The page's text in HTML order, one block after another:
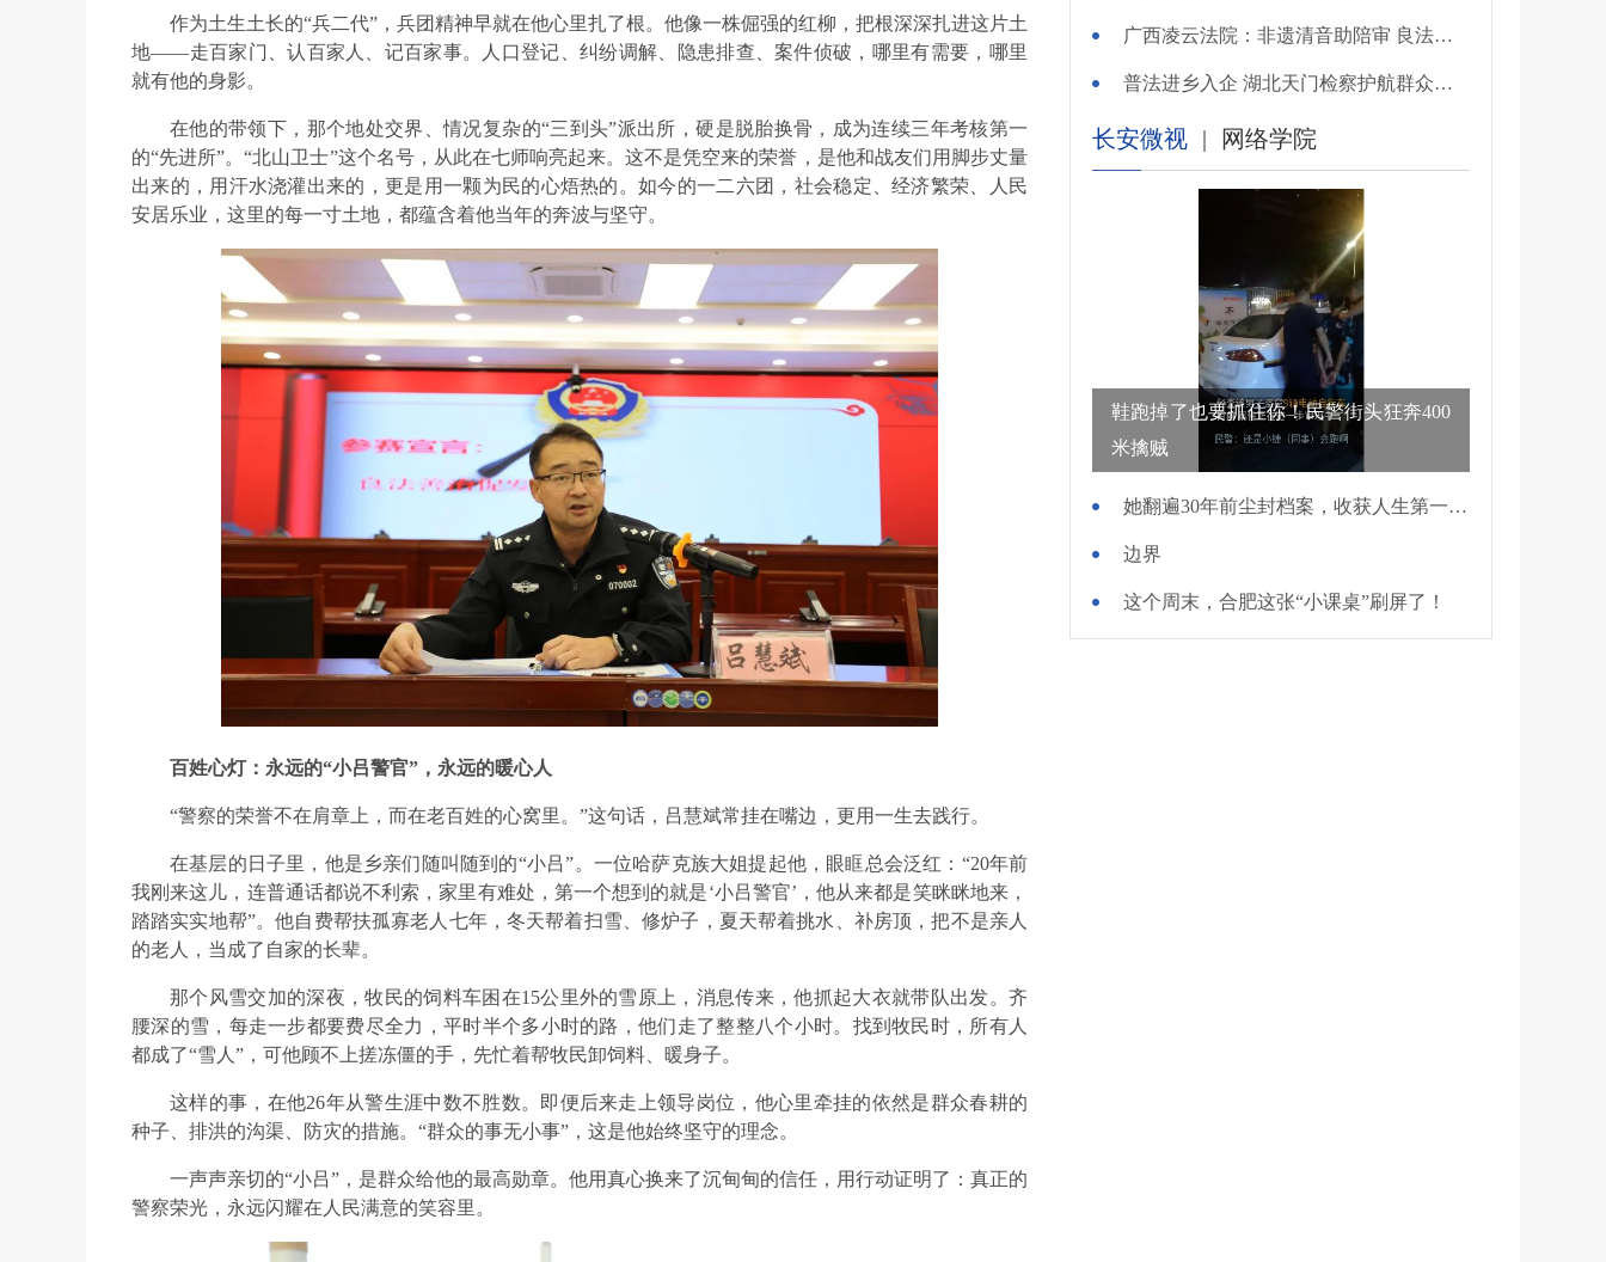
作为土生土长的“兵二代”，兵团精神早就在他心里扎了根。他像一株倔强的红柳，把根深深扎进这片土
地——走百家门、认百家人、记百家事。人口登记、纠纷调解、隐患排查、案件侦破，哪里有需要，哪里
就有他的身影。
在他的带领下，那个地处交界、情况复杂的“三到头”派出所，硬是脱胎换骨，成为连续三年考核第一
的“先进所”。“北山卫士”这个名号，从此在七师响亮起来。这不是凭空来的荣誉，是他和战友们用脚步丈量
出来的，用汗水浇灌出来的，更是用一颗为民的心焐热的。如今的一二六团，社会稳定、经济繁荣、人民
安居乐业，这里的每一寸土地，都蕴含着他当年的奔波与坚守。
百姓心灯：永远的“小吕警官”，永远的暖心人
“警察的荣誉不在肩章上，而在老百姓的心窝里。”这句话，吕慧斌常挂在嘴边，更用一生去践行。
在基层的日子里，他是乡亲们随叫随到的“小吕”。一位哈萨克族大姐提起他，眼眶总会泛红：“20年前
我刚来这儿，连普通话都说不利索，家里有难处，第一个想到的就是‘小吕警官’，他从来都是笑眯眯地来，
踏踏实实地帮”。他自费帮扶孤寡老人七年，冬天帮着扫雪、修炉子，夏天帮着挑水、补房顶，把不是亲人
的老人，当成了自家的长辈。
那个风雪交加的深夜，牧民的饲料车困在15公里外的雪原上，消息传来，他抓起大衣就带队出发。齐
腰深的雪，每走一步都要费尽全力，平时半个多小时的路，他们走了整整八个小时。找到牧民时，所有人
都成了“雪人”，可他顾不上搓冻僵的手，先忙着帮牧民卸饲料、暖身子。
这样的事，在他26年从警生涯中数不胜数。即便后来走上领导岗位，他心里牵挂的依然是群众春耕的
种子、排洪的沟渠、防灾的措施。“群众的事无小事”，这是他始终坚守的理念。
一声声亲切的“小吕”，是群众给他的最高勋章。他用真心换来了沉甸甸的信任，用行动证明了：真正的
警察荣光，永远闪耀在人民满意的笑容里。
广西凌云法院：非遗清音助陪审 良法温情解千纷
普法进乡入企 湖北天门检察护航群众金融财产安全
长安微视 | 网络学院
鞋跑掉了也要抓住你！民警街头狂奔400
米擒贼
她翻遍30年前尘封档案，收获人生第一面锦旗
边界
这个周末，合肥这张“小课桌”刷屏了！